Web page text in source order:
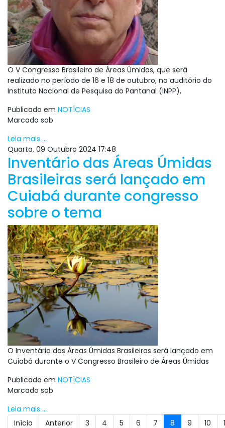
O V Congresso Brasileiro de Áreas Úmidas, que será
realizado no período de 16 e 18 de outubro, no auditório do
Instituto Nacional de Pesquisa do Pantanal (INPP),
Publicado em NOTÍCIAS
Marcado sob
Leia mais ...
Quarta, 09 Outubro 2024 17:48
Inventário das Áreas Úmidas
Brasileiras será lançado em
Cuiabá durante congresso
sobre o tema
O Inventário das Áreas Úmidas Brasileiras será lançado em
Cuiabá durante o V Congresso Brasileiro de Áreas Úmidas
Publicado em NOTÍCIAS
Marcado sob
Leia mais ...
Início
Anterior 3 4 5 6 7 8 9 10